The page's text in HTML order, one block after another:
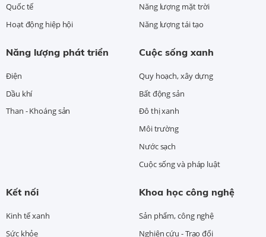
Quốc tế
Hoạt động hiệp hội
Năng lượng mặt trời
Năng lượng tái tạo
Năng lượng phát triển
Điện
Dầu khí
Than - Khoáng sản
Cuộc sống xanh
Quy hoạch, xây dựng
Bất động sản
Đô thị xanh
Môi trường
Nước sạch
Cuộc sống và pháp luật
Kết nối
Kinh tế xanh
Sức khỏe
Khoa học công nghệ
Sản phẩm, công nghệ
Nghiên cứu - Trao đổi